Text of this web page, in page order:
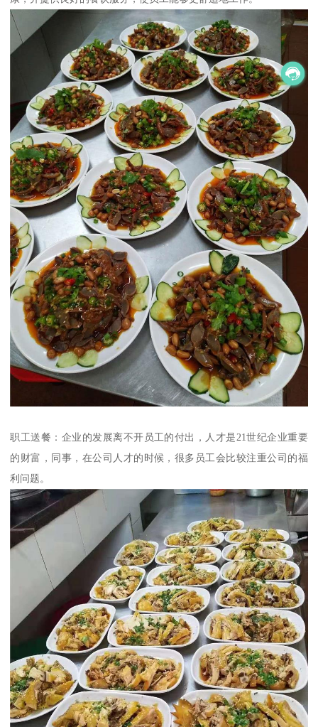
职工送餐：企业的发展离不开员工的付出，人才是21世纪企业重要
的财富，同事，在公司人才的时候，很多员工会比较注重公司的福
利问题。